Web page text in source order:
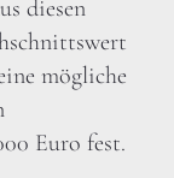
diesen
mögliche
Euro fest.